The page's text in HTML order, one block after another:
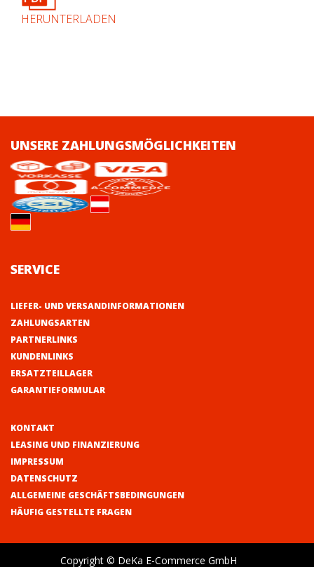
HERUNTERLADEN
UNSERE ZAHLUNGSMÖGLICHKEITEN
SERVICE
LIEFER- UND VERSANDINFORMATIONEN
ZAHLUNGSARTEN
PARTNERLINKS
KUNDENLINKS
ERSATZTEILLAGER
GARANTIEFORMULAR
KONTAKT
LEASING UND FINANZIERUNG
IMPRESSUM
DATENSCHUTZ
ALLGEMEINE GESCHÄFTSBEDINGUNGEN
HÄUFIG GESTELLTE FRAGEN
Copyright © DeKa E-Commerce GmbH